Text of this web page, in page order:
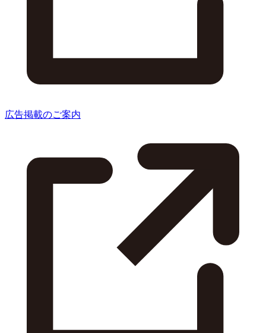
広告掲載のご案内